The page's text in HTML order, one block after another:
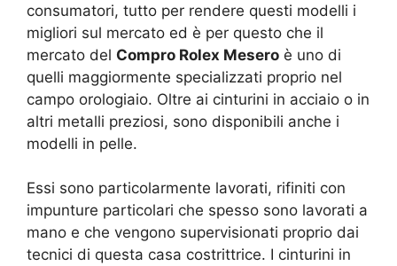
consumatori, tutto per rendere questi modelli i
migliori sul mercato ed è per questo che il
mercato del Compro Rolex Mesero è uno di
quelli maggiormente specializzati proprio nel
campo orologiaio. Oltre ai cinturini in acciaio o in
altri metalli preziosi, sono disponibili anche i
modelli in pelle.
Essi sono particolarmente lavorati, rifiniti con
impunture particolari che spesso sono lavorati a
mano e che vengono supervisionati proprio dai
tecnici di questa casa costrittrice. I cinturini in